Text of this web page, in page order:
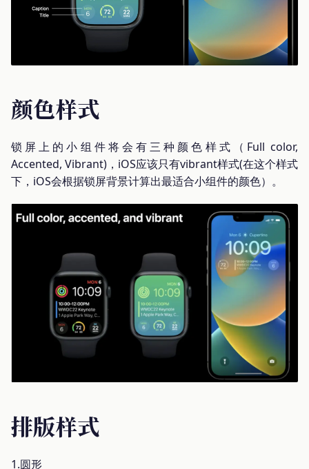
颜色样式
锁屏上的小组件将会有三种颜色样式（Full color,
Accented, Vibrant)，iOS应该只有vibrant样式(在这个样式
下，iOS会根据锁屏背景计算出最适合小组件的颜色）。
排版样式
1.圆形